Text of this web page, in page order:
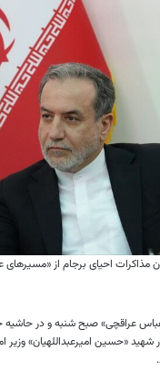
مذاکرات احیای برجام از «مسیرهای
عباس عراقچی» صبح شنبه و در
«حسین امیرعبداللهیان» وزیر